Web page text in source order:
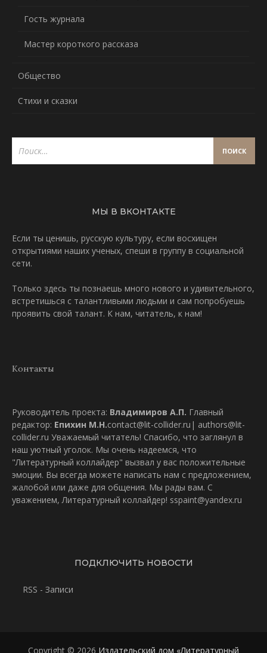
Гость журнала
Мастер короткого рассказа
Общество
Стихи и сказки
МЫ В ВКОНТАКТЕ
Если ты ценишь, русскую культуру, если восхищен
открытиями наших ученых, спеши в группу в социальной
сети.
Только здесь ты познаешь много нового и удивительного,
встретишься с талантливыми людьми и сам попробуешь
проявить свой талант. К нам, читатель, к нам!
Контакты
Руководитель проекта: Владимиров А.П. Главный
редактор: Епихин М.Н.contact@lit-collider.ru | authors@lit-
collider.ru Уважаемый читатель! Спасибо, что заглянул в
наш уютный уголок. Мы очень надеемся, что
"Литературный коллайдер" вызвал у вас положительные
эмоции. Вы всегда можете написать нам с предложением,
жалобой или даже для общения. Мы рады вам. С
уважением, Литературный коллайдер! sspaint@yandex.ru
ПОДКЛЮЧИТЬ НОВОСТИ
RSS - Записи
Copyright © 2026 Издательский дом «Литературный